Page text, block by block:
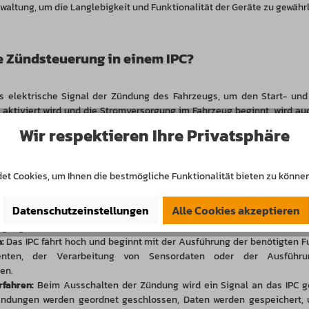
um die Langlebigkeit und Funktionalität der Geräte zu
in einem IPC?
elektrische Signal der Zündung des Fahrzeugs, um den Start-
wird und die Stromversorgung im Fahrzeug beginnt, wird
Gegensatz dazu beginnt beim Ausschalten der Zündung ein
wird, bevor die Stromversorgung vollständig unterbrochen
werden:
Drehen des Zündschlüssels oder beim Starten des Motors
Das IPC fährt hoch und beginnt mit der Ausführung der benötigten
der Verarbeitung von Sensordaten oder der
Beim Ausschalten der Zündung wird ein Signal an das IPC
werden geordnet geschlossen, Daten werden
Wir respektieren Ihre Privatsphäre
Cookies, um Ihnen die bestmögliche Funktionalität bieten zu
Datenschutzeinstellungen Alle Cookies akzeptieren